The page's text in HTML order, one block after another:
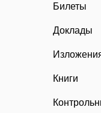
Билеты
Доклады
Книги